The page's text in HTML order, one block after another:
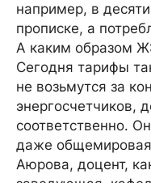
например, в
прописке, а
А каким образом
Сегодня тарифы
не возьмутся за
энергосчетчиков,
соответственно.
даже
Аюрова, доцент,